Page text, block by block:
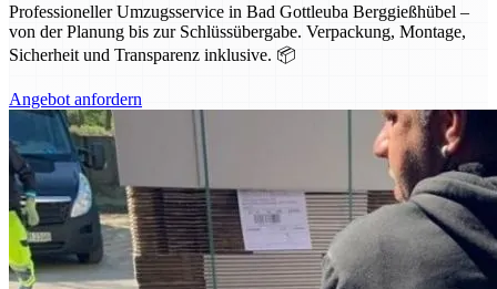
Professioneller Umzugsservice in Bad Gottleuba Berggießhübel –
von der Planung bis zur Schlüssübergabe. Verpackung, Montage,
Sicherheit und Transparenz inklusive. 📦
Angebot anfordern